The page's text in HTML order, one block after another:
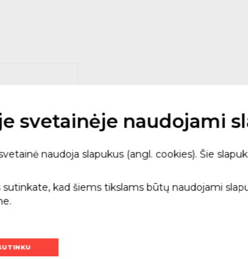
svetainėje naudojami
naudoja slapukus (angl. cookies). Šie
sutinkate, kad šiems tikslams būtų naudojami